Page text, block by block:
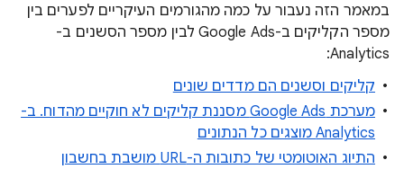
במאמר הזה נעבור על כמה מהגורמים העיקריים לפערים בין
מספר הקליקים ב-Google Ads לבין מספר הסשנים ב-
Analytics:
קליקים וסשנים הם מדדים שונים
מערכת Google Ads מסננת קליקים לא חוקיים מהדוח. ב-
Analytics מוצגים כל הנתונים
התיוג האוטומטי של כתובות ה-URL מושבת בחשבון